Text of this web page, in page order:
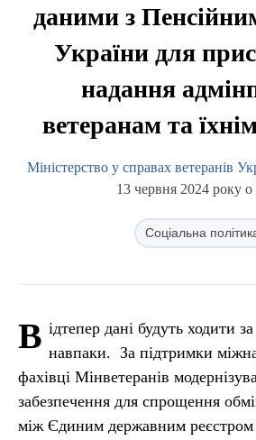
даними з
України для
надання
ветеранам та
Міністерство у справах ветеранів
13 червня 2024 року о
Соціальна
В ідтепер дані будуть ходити
навпаки. За підтримки
фахівці Мінветеранів
забезпечення для спрощення
між Єдиним державним реєстром